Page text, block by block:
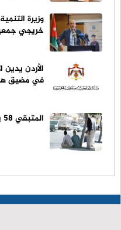
خريجي
الأردن يدين
في مضيق
المتبقي 58 يوما من المهلة